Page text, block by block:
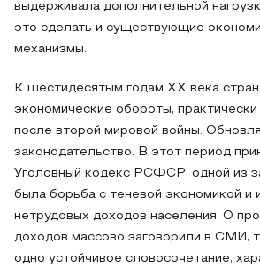
выдерживала дополнительной
это сделать и существующие
механизмы.
К шестидесятым годам ХХ века
экономические обороты, практически
после второй мировой войны.
законодательство. В этот период
Уголовный кодекс РСФСР, одной из
была борьба с теневой экономикой и
нетрудовых доходов населения. О
доходов массово заговорили в СМИ,
одно устойчивое словосочетание,